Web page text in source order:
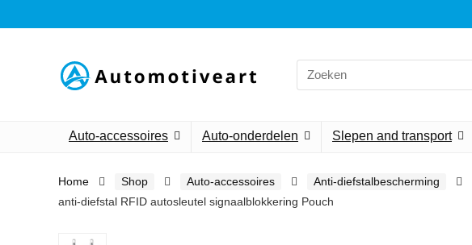
Search
for:
Auto-accessoires Auto-onderdelen Slepen and transport
Home Shop Auto-accessoires Anti-diefstalbescherming
anti-diefstal RFID autosleutel signaalblokkering Pouch